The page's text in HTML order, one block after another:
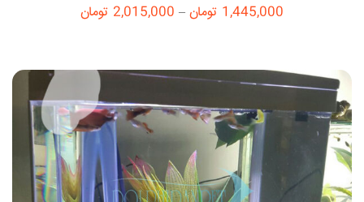
1,445,000 تومان –
2,015,000 تومان